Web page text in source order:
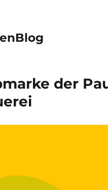
der